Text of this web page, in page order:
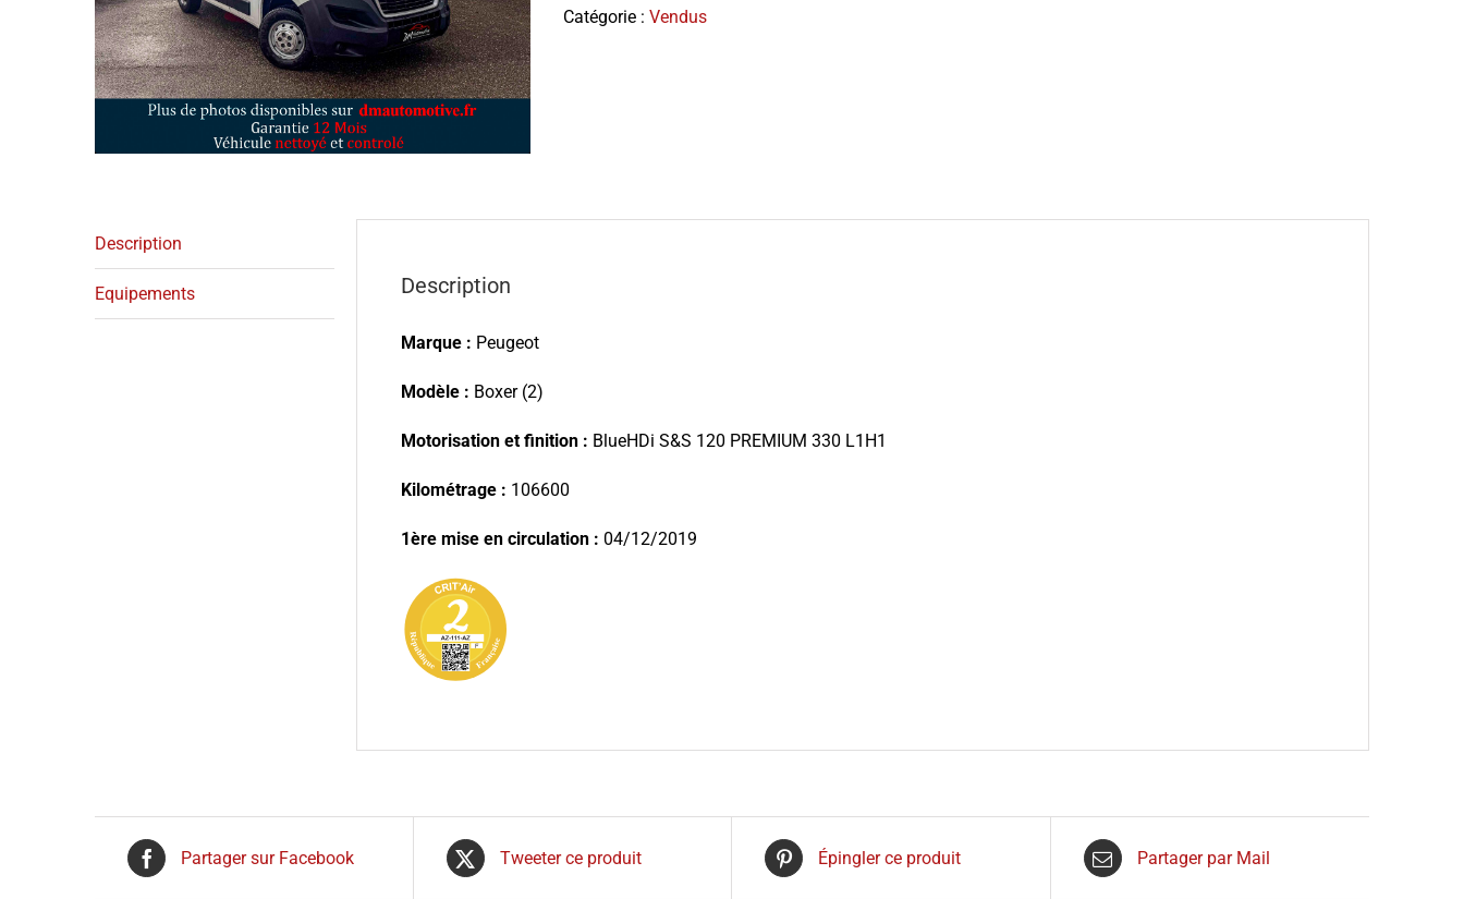
Catégorie : Vendus
Description
Equipements Description
Marque : Peugeot
Modèle : Boxer (2)
Motorisation et finition : BlueHDi S&S 120 PREMIUM 330 L1H1
Kilométrage : 106600
1ère mise en circulation : 04/12/2019
Partager sur Facebook Tweeter ce produit Épingler ce produit Partager par Mail